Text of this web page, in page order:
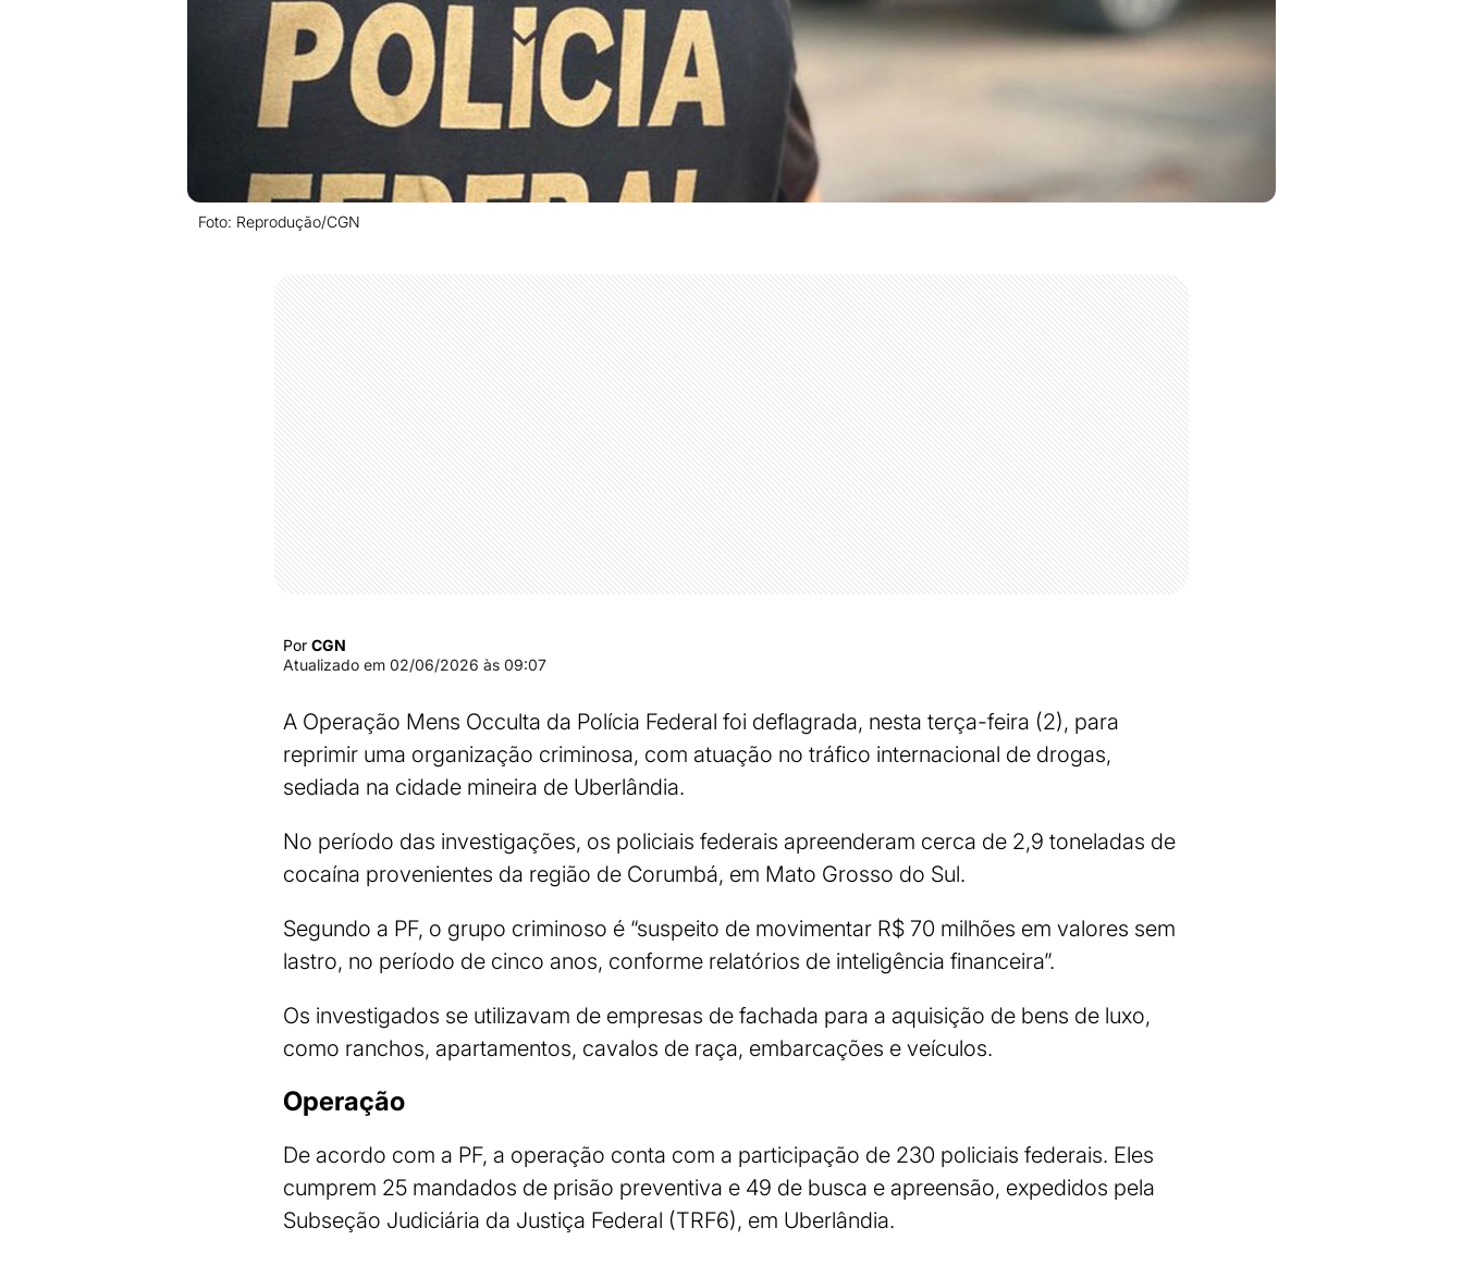
Foto: Reprodução/CGN
Por CGN
Atualizado em 02/06/2026 às 09:07
A Operação Mens Occulta da Polícia Federal foi deflagrada, nesta terça-feira (2), para
reprimir uma organização criminosa, com atuação no tráfico internacional de drogas,
sediada na cidade mineira de Uberlândia.
No período das investigações, os policiais federais apreenderam cerca de 2,9 toneladas de
cocaína provenientes da região de Corumbá, em Mato Grosso do Sul.
Segundo a PF, o grupo criminoso é “suspeito de movimentar R$ 70 milhões em valores sem
lastro, no período de cinco anos, conforme relatórios de inteligência financeira”.
Os investigados se utilizavam de empresas de fachada para a aquisição de bens de luxo,
como ranchos, apartamentos, cavalos de raça, embarcações e veículos.
Operação
De acordo com a PF, a operação conta com a participação de 230 policiais federais. Eles
cumprem 25 mandados de prisão preventiva e 49 de busca e apreensão, expedidos pela
Subseção Judiciária da Justiça Federal (TRF6), em Uberlândia.